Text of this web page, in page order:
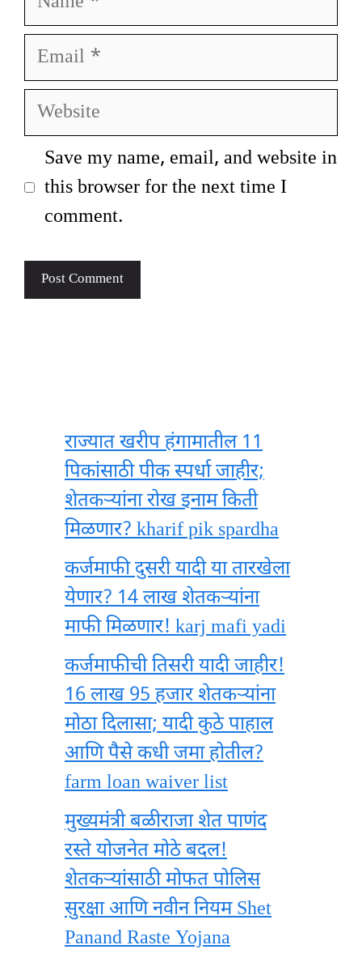
Email
Website
Save my name, email, and website in
this browser for the next time I
comment.
राज्यात खरीप हंगामातील 11
पिकांसाठी पीक स्पर्धा जाहीर;
शेतकऱ्यांना रोख इनाम किती
मिळणार? kharif pik spardha
कर्जमाफी दुसरी यादी या तारखेला
येणार? 14 लाख शेतकऱ्यांना
माफी मिळणार! karj mafi yadi
कर्जमाफीची तिसरी यादी जाहीर!
16 लाख 95 हजार शेतकऱ्यांना
मोठा दिलासा; यादी कुठे पाहाल
आणि पैसे कधी जमा होतील?
farm loan waiver list
मुख्यमंत्री बळीराजा शेत पाणंद
रस्ते योजनेत मोठे बदल!
शेतकऱ्यांसाठी मोफत पोलिस
सुरक्षा आणि नवीन नियम Shet
Panand Raste Yojana